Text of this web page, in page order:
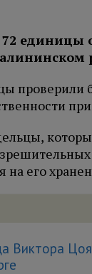
единицы
проверили
его
Виктора